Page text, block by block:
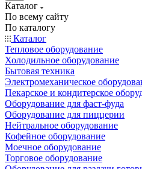
Каталог
По всему сайту
По каталогу
Каталог
Тепловое оборудование
Холодильное оборудование
Бытовая техника
Электромеханическое
Пекарское и кондитерское
Оборудование для фаст-фуда
Оборудование для пиццерии
Нейтральное оборудование
Кофейное оборудование
Моечное оборудование
Торговое оборудование